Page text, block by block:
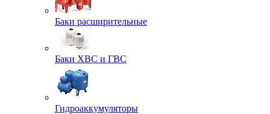
Баки расширительные
Баки ХВС и ГВС
Гидроаккумуляторы